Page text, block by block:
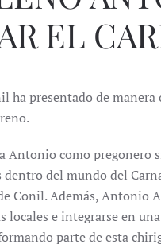
EL
ha presentado de
Antonio como pregonero
del mundo del
Conil. Además, Antonio
locales e integrarse en
parte de esta